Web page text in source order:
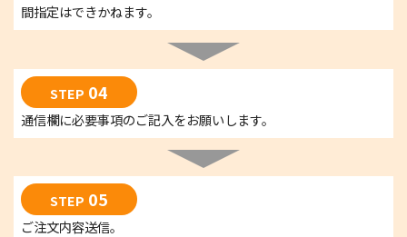
間指定はできかねます。
STEP 04
通信欄に必要事項のご記入をお願いします。
STEP 05
ご注文内容送信。